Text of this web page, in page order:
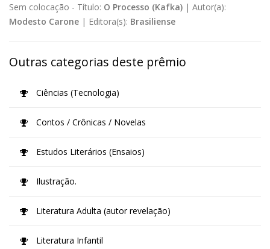
Sem colocação - Título: O Processo (Kafka) | Autor(a):
Modesto Carone | Editora(s): Brasiliense
Outras categorias deste prêmio
Ciências (Tecnologia)
Contos / Crônicas / Novelas
Estudos Literários (Ensaios)
Ilustração.
Literatura Adulta (autor revelação)
Literatura Infantil